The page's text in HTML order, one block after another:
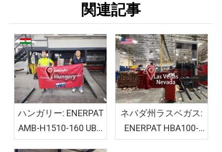
ENERPAT AMB-L2520-315 金属端材用油圧スクラップ梱包プレス
関連記事
ハンガリー: ENERPAT
AMB-H1510-160 UBC
ベーラー機が設置さ
ネバダ州ラスベガス:
ENERPAT HBA100-
110110 段ボール粉砕